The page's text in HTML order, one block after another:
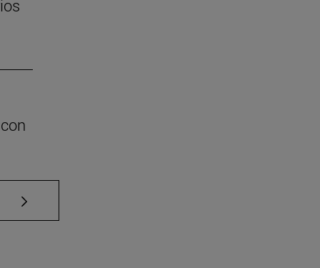
TAB para desplazarse.